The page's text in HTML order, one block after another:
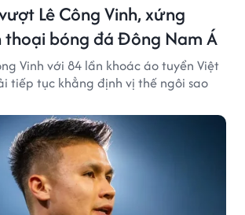
Lê Công Vinh, xứng
thoại bóng đá Đông Nam Á
Vinh với 84 lần khoác áo tuyển Việt
tiếp tục khẳng định vị thế ngôi sao